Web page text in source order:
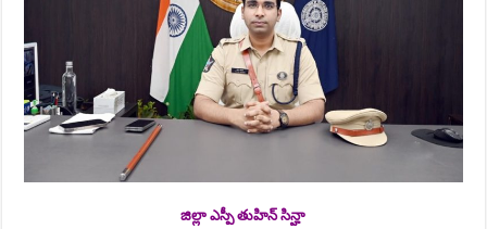
జిల్లా ఎస్పీ తుహిన్ సిన్హా